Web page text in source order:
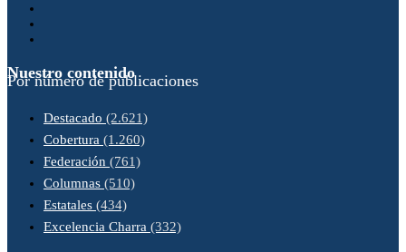
Nuestro contenido
Por número de publicaciones
Destacado (2.621)
Cobertura (1.260)
Federación (761)
Columnas (510)
Estatales (434)
Excelencia Charra (332)